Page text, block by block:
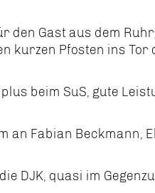
den Gast aus dem
kurzen Pfosten ins Tor
beim SuS, gute
an Fabian Beckmann,
DJK, quasi im